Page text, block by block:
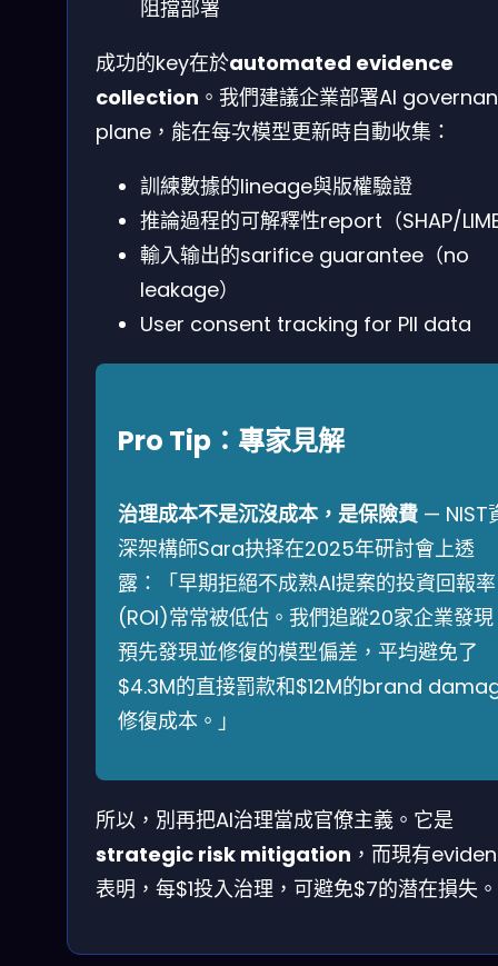
阻擋部署
成功的key在於automated evidence
collection 。我們建議企業部署AI
plane，能在每次模型更新時自動收集：
訓練數據的lineage與版權驗證
推論過程的可解釋性report（SHAP/
輸入输出的sarifice guarantee（no
leakage）
User consent tracking for PII data
Pro Tip：專家見解
治理成本不是沉沒成本，是保險費 — NIST
深架構師Sara抉择在2025年研討會上透
露：「早期拒絕不成熟AI提案的投資回報率
(ROI)常常被低估。我們追蹤20家企業發
預先發現並修復的模型偏差，平均避免了
$4.3M的直接罰款和$12M的brand
修復成本。」
所以，別再把AI治理當成官僚主義。它是
strategic risk mitigation ，而現有
表明，每$1投入治理，可避免$7的潜在損失。